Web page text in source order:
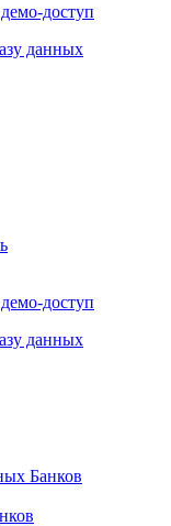
демо-доступ
данных
демо-доступ
данных
Банков